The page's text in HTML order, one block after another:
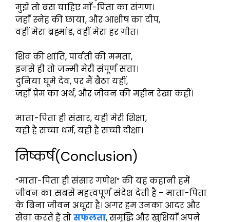
मुझे तो बस चाहिए माँ-पिता का संगण।
जहाँ स्नेह की छाया, और आशीष का दीप,
वहीं मेरा ब्रह्मांड, वहीं मेरा हर गीत।
शिव की शांति, पार्वती की ममता,
इनसे ही तो जन्मी मेरी संपूर्ण सत्ता।
दुनिया घूमे देव, पर मैं बैठा यहीं,
जहाँ प्रेम का अर्थ, और जीवन की महीन रेखा कहीं।
माता-पिता ही संसार, यही मेरी शिक्षा,
यही है सच्चा धर्म, यही है सच्ची दीक्षा।
निष्कर्ष(Conclusion)
“माता-पिता ही संसार गणेश” की यह कहानी हमें
जीवन का सबसे महत्वपूर्ण संदेश देती है – माता-पिता
के बिना जीवन अधूरा है। अगर हम उनका आदर और
सेवा करते हैं तोसफलता, समृद्धि और खुशियाँ अपने